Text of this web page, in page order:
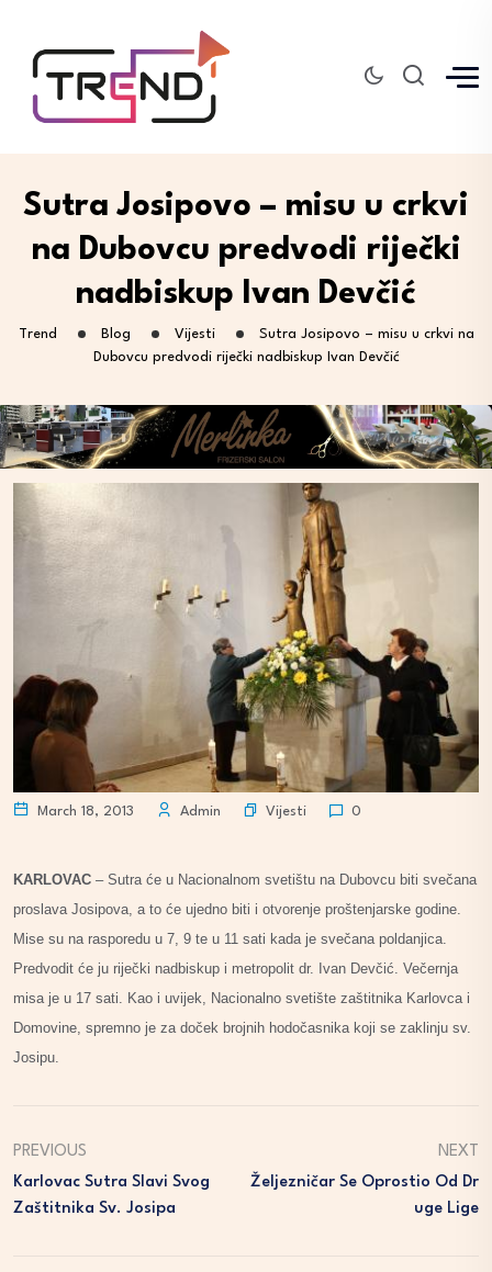
Sutra Josipovo – misu u crkvi
na Dubovcu predvodi riječki
nadbiskup Ivan Devčić
Trend Blog Vijesti
Sutra Josipovo – misu u crkvi na
Dubovcu predvodi riječki nadbiskup Ivan Devčić
March 18, 2013 Admin Vijesti 0
KARLOVAC – Sutra će u Nacionalnom svetištu na Dubovcu biti svečana
proslava Josipova, a to će ujedno biti i otvorenje proštenjarske godine.
Mise su na rasporedu u 7, 9 te u 11 sati kada je svečana poldanjica.
Predvodit će ju riječki nadbiskup i metropolit dr. Ivan Devčić. Večernja
misa je u 17 sati. Kao i uvijek, Nacionalno svetište zaštitnika Karlovca i
Domovine, spremno je za doček brojnih hodočasnika koji se zaklinju sv.
Josipu.
PREVIOUS
Karlovac Sutra Slavi Svog
Zaštitnika Sv. Josipa
NEXT
Željezničar Se Oprostio Od Dr
Uge Lige